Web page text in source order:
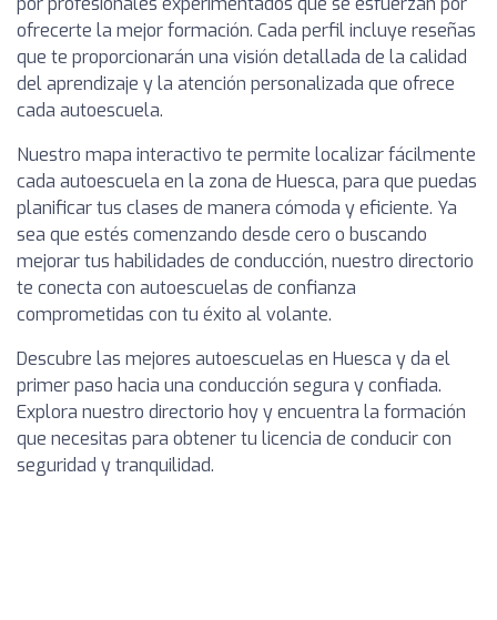
ofrecerte la mejor formación. Cada perfil incluye reseñas
que te proporcionarán una visión detallada de la calidad
del aprendizaje y la atención personalizada que ofrece
cada autoescuela.
Nuestro mapa interactivo te permite localizar fácilmente
cada autoescuela en la zona de Huesca, para que puedas
planificar tus clases de manera cómoda y eficiente. Ya
sea que estés comenzando desde cero o buscando
mejorar tus habilidades de conducción, nuestro directorio
te conecta con autoescuelas de confianza
comprometidas con tu éxito al volante.
Descubre las mejores autoescuelas en Huesca y da el
primer paso hacia una conducción segura y confiada.
Explora nuestro directorio hoy y encuentra la formación
que necesitas para obtener tu licencia de conducir con
seguridad y tranquilidad.